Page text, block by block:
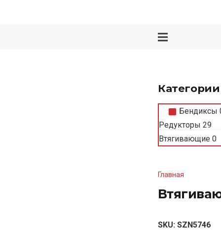
Бендиксы
Редукторы 29
Втягивающие 0
Главная
SKU: SZN5746